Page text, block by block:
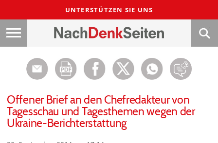
UNTERSTÜTZEN SIE UNS
Offener Brief an den Chefredakteur von
Tagesschau und Tagesthemen wegen der
Ukraine-Berichterstattung